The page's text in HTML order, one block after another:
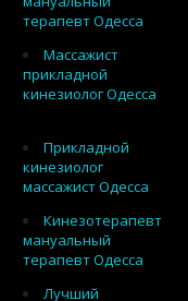
терапевт Одесса
Массажист
прикладной
кинезиолог Одесса
Прикладной
кинезиолог
массажист Одесса
Кинезотерапевт
мануальный
терапевт Одесса
Лучший